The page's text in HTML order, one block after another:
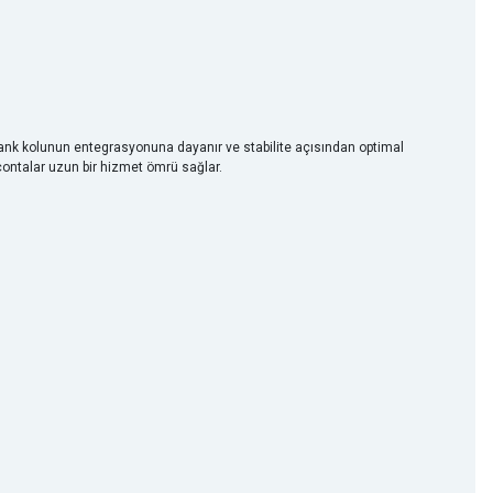
kolunun entegrasyonuna dayanır ve stabilite açısından optimal
uzun bir hizmet ömrü sağlar.